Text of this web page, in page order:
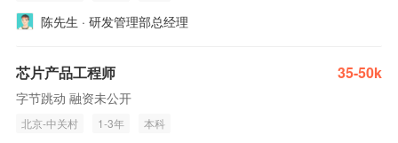
陈先生 · 研发管理部总经理
芯片产品工程师 35-50k
字节跳动 融资未公开
北京-中关村 1-3年 本科